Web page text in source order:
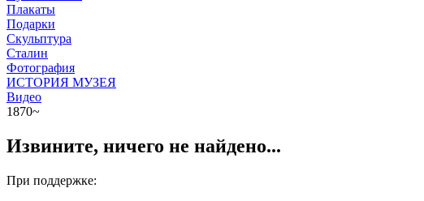
Плакаты
Подарки
Скульптура
Сталин
Фотография
ИСТОРИЯ МУЗЕЯ
Видео
1870~
Извините, ничего не найдено...
При поддержке: